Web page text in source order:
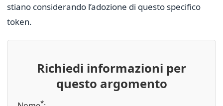
stiano considerando l’adozione di questo specifico
token.
Richiedi informazioni per
questo argomento
*